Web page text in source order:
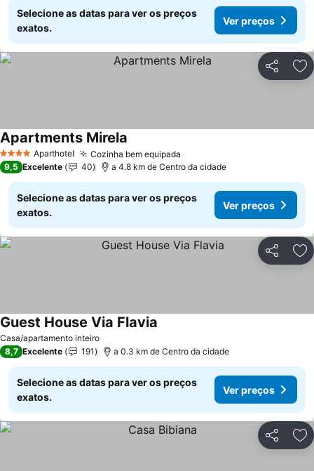
Selecione as datas para ver os preços
exatos.
Ver preços
Partilhar
4 EstrelasAparthotel Cozinha bem equipada
Apartments Mirela
9,5 Excelente 40 a 4.8 km de Centro da cidade
Selecione as datas para ver os preços
exatos.
Ver preços
Partilhar
Casa/apartamento inteiro
Guest House Via Flavia
8,7 Excelente 191 a 0.3 km de Centro da cidade
Selecione as datas para ver os preços
exatos.
Ver preços
Partilhar